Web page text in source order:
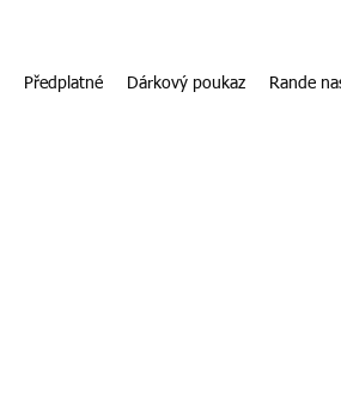
Předplatné Dárkový poukaz Rande